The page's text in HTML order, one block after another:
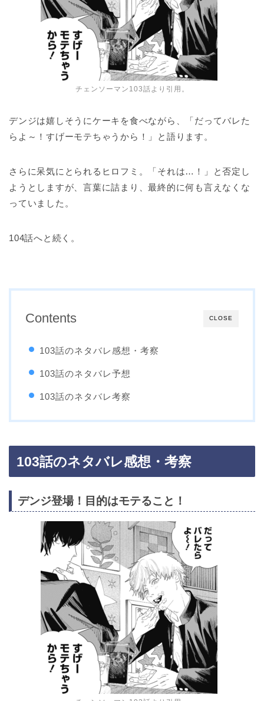
チェンソーマン103話より引用。
デンジは嬉しそうにケーキを食べながら、「だってバレた
らよ～！すげーモテちゃうから！」と語ります。
さらに呆気にとられるヒロフミ。「それは…！」と否定し
ようとしますが、言葉に詰まり、最終的に何も言えなくな
っていました。
104話へと続く。
CLOSE
Contents
103話のネタバレ感想・考察
103話のネタバレ予想
103話のネタバレ考察
103話のネタバレ感想・考察
デンジ登場！目的はモテること！